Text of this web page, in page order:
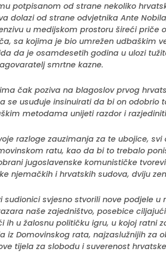
potpisanom od strane nekoliko
dolazi od strane odvjetnika Ante
u medijskom prostoru šireći priče
sa kojima je bio umrežen udbaškim
da je osamdesetih godina u ulozi
smrtne kazne.
čak poziva na blagoslov prvog
se usuđuje insinuirati da bi on odobrio
metodama unijeti razdor i
razloge zauzimanja za te ubojice,
ratu, kao da bi to trebalo
jugoslavenske komunističke
njemačkih i hrvatskih sudova, dviju
sudionici svjesno stvorili nove podjele
naše zajedništvo, posebice
ih u žalosnu političku igru, u kojoj ratni
iz Domovinskog rata, najzaslužnijih za
tijela za slobodu i suverenost